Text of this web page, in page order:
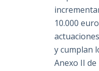
10.000
y cumplan
Anexo II